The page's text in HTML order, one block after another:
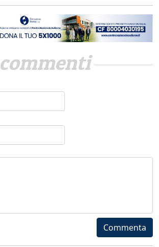
commenti
Commenta